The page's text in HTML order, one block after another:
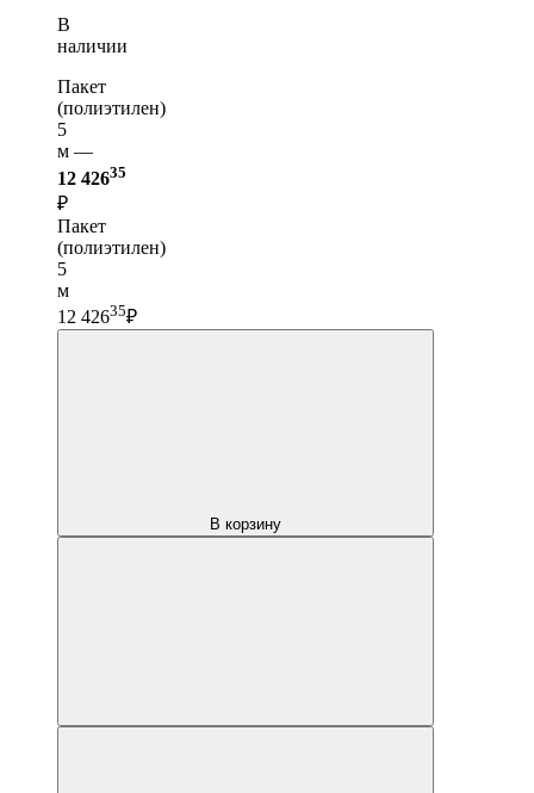
В
наличии
Пакет
(полиэтилен)
5
м —
12 42635
₽
Пакет
(полиэтилен)
5
м
12 42635₽
В корзину